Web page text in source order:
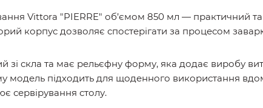
Vittora "PIERRE" об’ємом 850 мл — практичний
корпус дозволяє спостерігати за процесом
зі скла та має рельєфну форму, яка додає виробу
модель підходить для щоденного використання
сервірування столу.